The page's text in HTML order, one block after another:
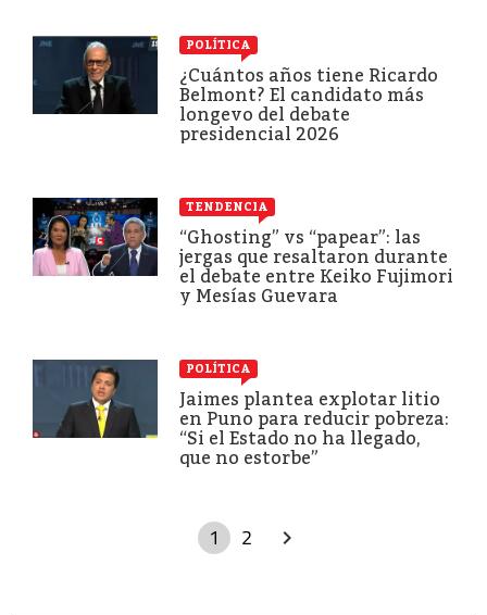
POLÍTICA
¿Cuántos años tiene Ricardo
Belmont? El candidato más
longevo del debate
presidencial 2026
TENDENCIA
“Ghosting” vs “papear”: las
jergas que resaltaron durante
el debate entre Keiko Fujimori
y Mesías Guevara
POLÍTICA
Jaimes plantea explotar litio
en Puno para reducir pobreza:
“Si el Estado no ha llegado,
que no estorbe”
1 2